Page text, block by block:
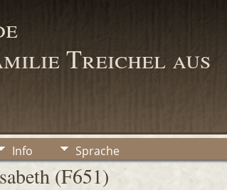
Treichel aus
Info Sprache
(F651)